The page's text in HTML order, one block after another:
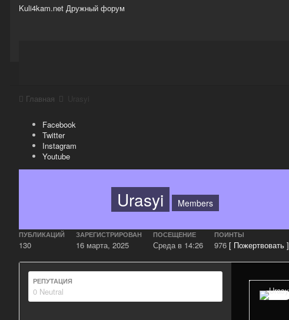
Kuli4kam.net Дружный форум
Главная
Facebook
Twitter
Instagram
Youtube
Urasyi Members
ПУБЛИКАЦИЙ
130
ЗАРЕГИСТРИРОВАН
16 марта, 2025
ПОСЕЩЕНИЕ
Среда в 14:26
ПОИНТЫ
976 [ Пожертвовать ]
РЕПУТАЦИЯ
0 Neutral